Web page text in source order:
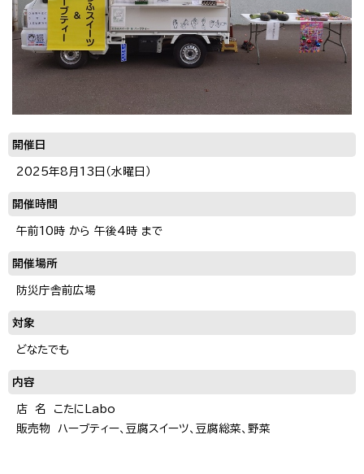
開催日
2025年8月13日（水曜日）
開催時間
午前10時 から 午後4時 まで
開催場所
防災庁舎前広場
対象
どなたでも
内容
店 名 こたにLabo
販売物 ハーブティー、豆腐スイーツ、豆腐総菜、野菜